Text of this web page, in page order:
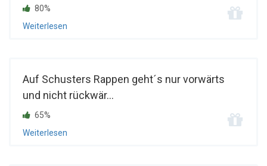
80%
Weiterlesen
Auf Schusters Rappen geht´s nur vorwärts
und nicht rückwär...
65%
Weiterlesen